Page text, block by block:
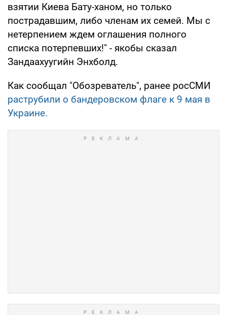
взятии Киева Бату-ханом, но только
пострадавшим, либо членам их семей. Мы с
нетерпением ждем оглашения полного
списка потерпевших!" - якобы сказал
Зандаахуугийн Энхболд.
Как сообщал "Обозреватель", ранее росСМИ
раструбили о бандеровском флаге к 9 мая в
Украине.